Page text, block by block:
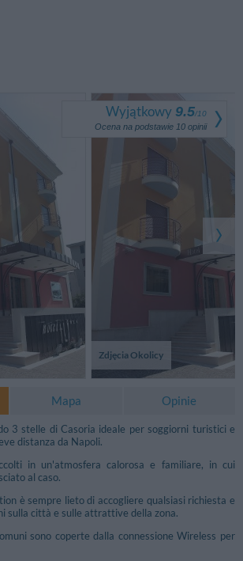
Zdjęcia Okolicy
Wyjątkowy 9.5/10
Ocena na podstawie 10 opinii
Mapa Opinie
3 stelle di Casoria ideale per soggiorni turistici e
distanza da Napoli.
in un'atmosfera calorosa e familiare, in cui
al caso.
è sempre lieto di accogliere qualsiasi richiesta e
sulla città e sulle attrattive della zona.
sono coperte dalla connessione Wireless per